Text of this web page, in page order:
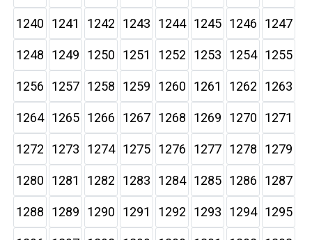
1240 1241 1242 1243 1244 1245 1246 1247
1248 1249 1250 1251 1252 1253 1254 1255
1256 1257 1258 1259 1260 1261 1262 1263
1264 1265 1266 1267 1268 1269 1270 1271
1272 1273 1274 1275 1276 1277 1278 1279
1280 1281 1282 1283 1284 1285 1286 1287
1288 1289 1290 1291 1292 1293 1294 1295